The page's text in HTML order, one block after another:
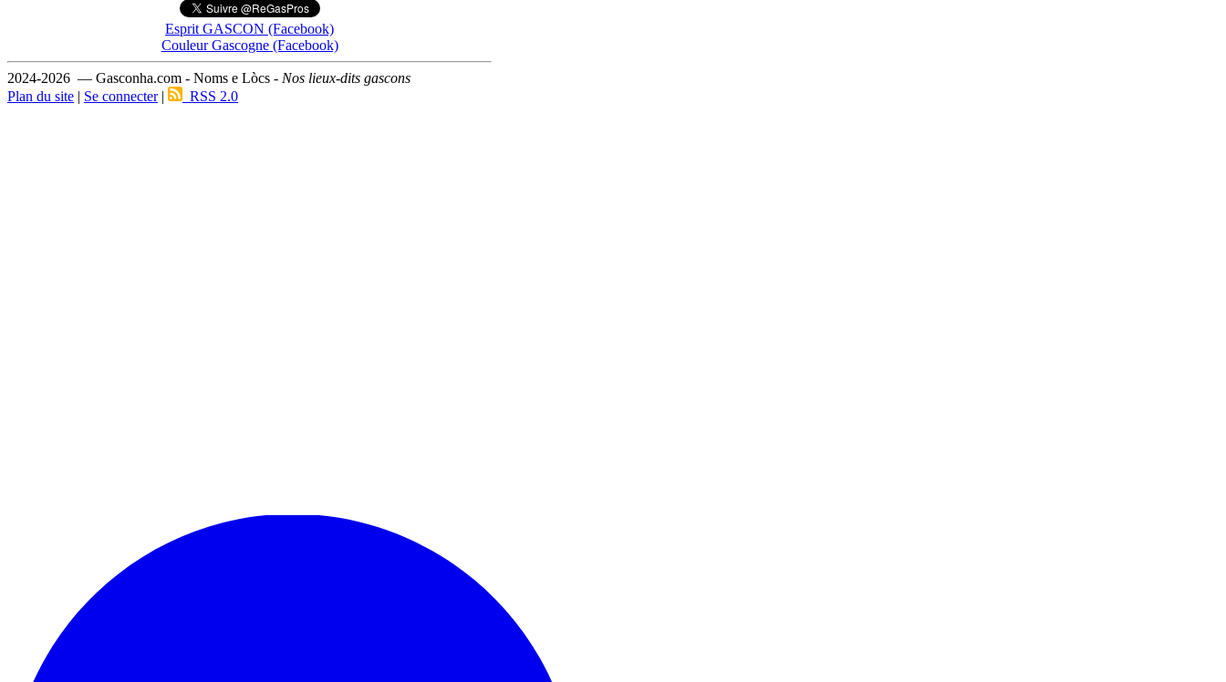
Esprit GASCON (Facebook)
Couleur Gascogne (Facebook)
2024-2026 — Gasconha.com - Noms e Lòcs - Nos lieux-dits gascons
Plan du site | Se connecter| RSS 2.0